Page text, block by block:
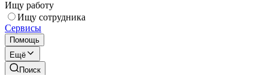
Ищу работу
Ищу сотрудника
Сервисы
Помощь
Ещё
Поиск